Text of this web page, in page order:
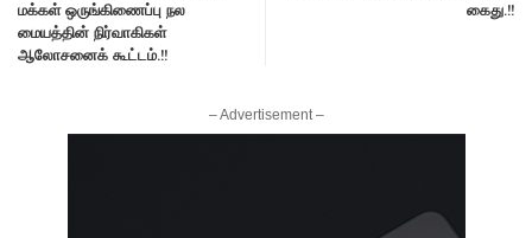
மக்கள் ஒருங்கிணைப்பு நல
மையத்தின் நிர்வாகிகள்
ஆலோசனைக் கூட்டம்.!!
கைது.!!
– Advertisement –